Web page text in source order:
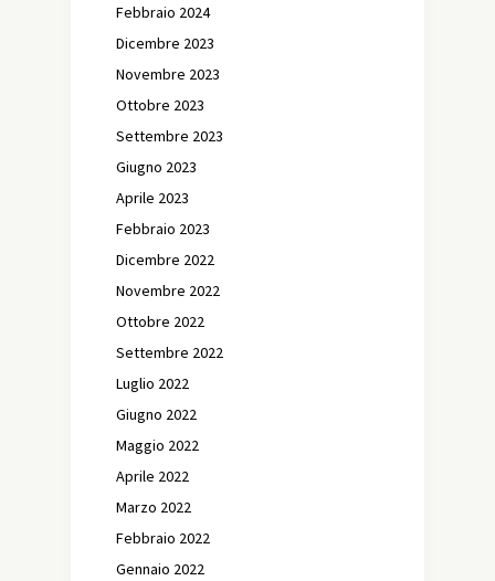
Febbraio 2024
Dicembre 2023
Novembre 2023
Ottobre 2023
Settembre 2023
Giugno 2023
Aprile 2023
Febbraio 2023
Dicembre 2022
Novembre 2022
Ottobre 2022
Settembre 2022
Luglio 2022
Giugno 2022
Maggio 2022
Aprile 2022
Marzo 2022
Febbraio 2022
Gennaio 2022